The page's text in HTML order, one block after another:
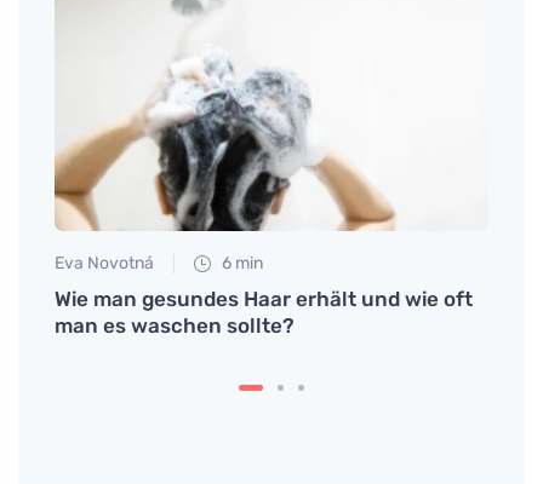
Eva Novotná 6 min
Wie man gesundes Haar erhält und wie oft
man es waschen sollte?